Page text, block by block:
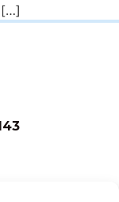
[…]